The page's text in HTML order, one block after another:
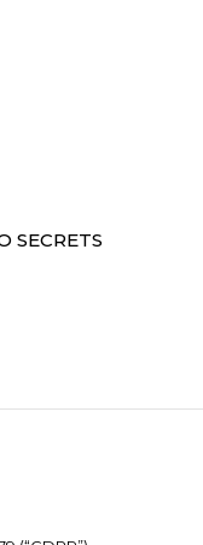
SECRETS